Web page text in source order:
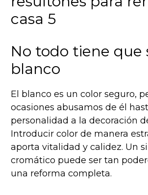
No todo tiene que
blanco
El blanco es un color seguro,
ocasiones abusamos de él
personalidad a la decoración
Introducir color de manera
aporta vitalidad y calidez. Un
cromático puede ser tan
una reforma completa.